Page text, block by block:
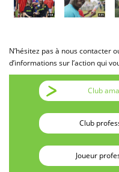
N’hésitez pas à nous contacter
d’informations sur l’action qui
Club
Club
Joueur